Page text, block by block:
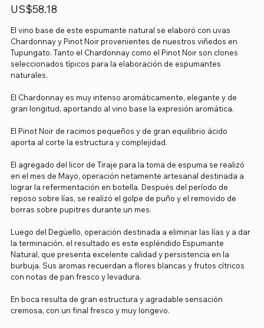
Precio
US$58.18
El vino base de este espumante natural se elaboró con uvas
Chardonnay y Pinot Noir provenientes de nuestros viñedos en
Tupungato. Tanto el Chardonnay como el Pinot Noir son clones
seleccionados típicos para la elaboración de espumantes
naturales.
El Chardonnay es muy intenso aromáticamente, elegante y de
gran longitud, aportando al vino base la expresión aromática.
El Pinot Noir de racimos pequeños y de gran equilibrio ácido
aporta al corte la estructura y complejidad.
El agregado del licor de Tiraje para la toma de espuma se realizó
en el mes de Mayo, operación netamente artesanal destinada a
lograr la refermentación en botella. Después del período de
reposo sobre lías, se realizó el golpe de puño y el removido de
borras sobre pupitres durante un mes.
Luego del Degüello, operación destinada a eliminar las lías y a dar
la terminación, el resultado es este espléndido Espumante
Natural, que presenta excelente calidad y persistencia en la
burbuja. Sus aromas recuerdan a flores blancas y frutos cítricos
con notas de pan fresco y levadura.
En boca resulta de gran estructura y agradable sensación
cremosa, con un final fresco y muy longevo.